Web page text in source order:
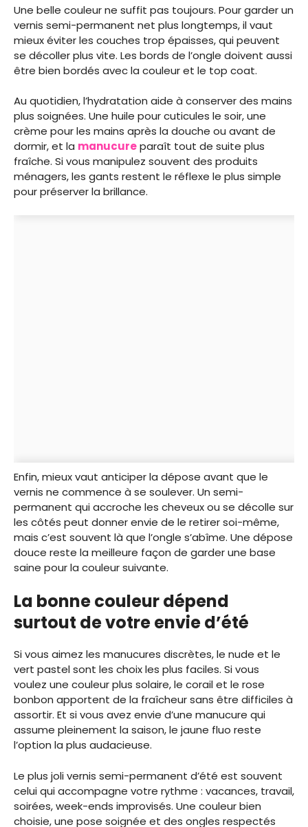
Une belle couleur ne suffit pas toujours. Pour garder un
vernis semi-permanent net plus longtemps, il vaut
mieux éviter les couches trop épaisses, qui peuvent
se décoller plus vite. Les bords de l’ongle doivent aussi
être bien bordés avec la couleur et le top coat.
Au quotidien, l’hydratation aide à conserver des mains
plus soignées. Une huile pour cuticules le soir, une
crème pour les mains après la douche ou avant de
dormir, et la manucureparaît tout de suite plus
fraîche. Si vous manipulez souvent des produits
ménagers, les gants restent le réflexe le plus simple
pour préserver la brillance.
Enfin, mieux vaut anticiper la dépose avant que le
vernis ne commence à se soulever. Un semi-
permanent qui accroche les cheveux ou se décolle sur
les côtés peut donner envie de le retirer soi-même,
mais c’est souvent là que l’ongle s’abîme. Une dépose
douce reste la meilleure façon de garder une base
saine pour la couleur suivante.
La bonne couleur dépend
surtout de votre envie d’été
Si vous aimez les manucures discrètes, le nude et le
vert pastel sont les choix les plus faciles. Si vous
voulez une couleur plus solaire, le corail et le rose
bonbon apportent de la fraîcheur sans être difficiles à
assortir. Et si vous avez envie d’une manucure qui
assume pleinement la saison, le jaune fluo reste
l’option la plus audacieuse.
Le plus joli vernis semi-permanent d’été est souvent
celui qui accompagne votre rythme : vacances, travail,
soirées, week-ends improvisés. Une couleur bien
choisie, une pose soignée et des ongles respectés